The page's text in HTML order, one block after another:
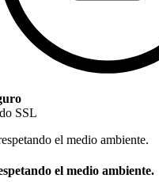
SSL
el medio ambiente.